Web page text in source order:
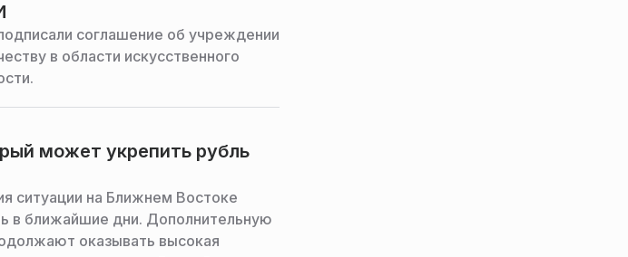
соглашение об учреждении
в области искусственного
может укрепить рубль
ситуации на Ближнем Востоке
в ближайшие дни. Дополнительную
оказывать высокая